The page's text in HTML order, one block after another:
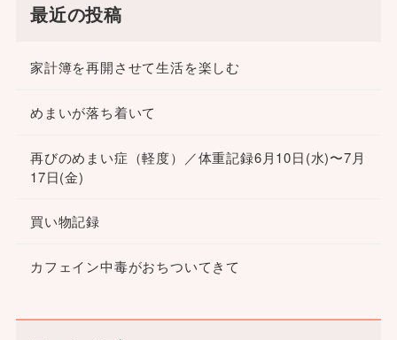
最近の投稿
家計簿を再開させて生活を楽しむ
めまいが落ち着いて
再びのめまい症（軽度）／体重記録6月10日(水)〜7月
17日(金)
買い物記録
カフェイン中毒がおちついてきて